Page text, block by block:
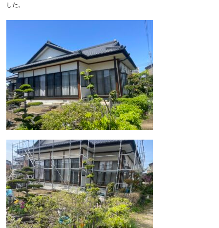
した。